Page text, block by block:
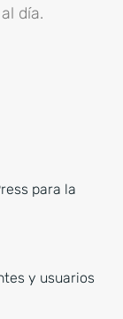
día.
para la
y usuarios